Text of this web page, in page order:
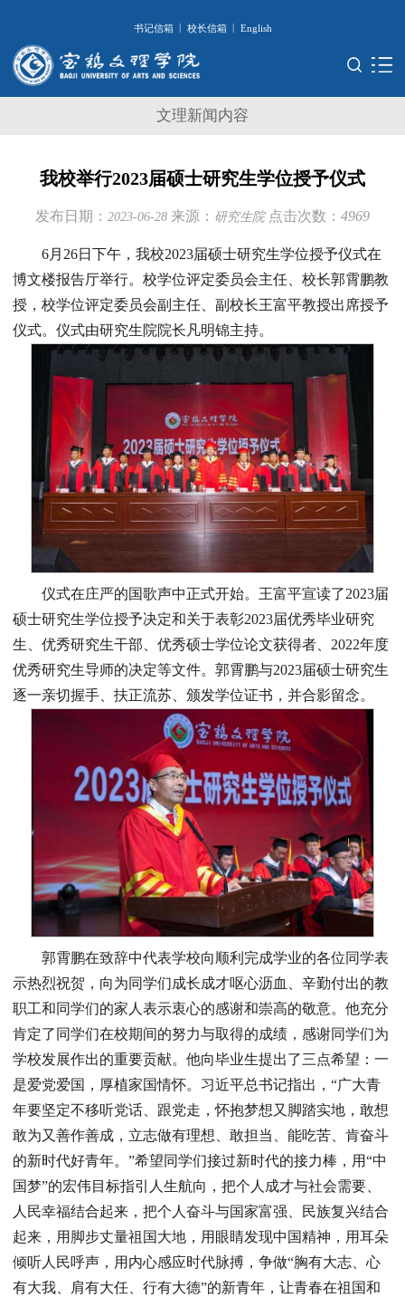
书记信箱 | 校长信箱 | English
文理新闻内容
我校举行2023届硕士研究生学位授予仪式
发布日期： 2023-06-28 来源： 研究生院 点击次数： 4969
6月26日下午，我校2023届硕士研究生学位授予仪式在
博文楼报告厅举行。校学位评定委员会主任、校长郭霄鹏教
授，校学位评定委员会副主任、副校长王富平教授出席授予
仪式。仪式由研究生院院长凡明锦主持。
仪式在庄严的国歌声中正式开始。王富平宣读了2023届
硕士研究生学位授予决定和关于表彰2023届优秀毕业研究
生、优秀研究生干部、优秀硕士学位论文获得者、2022年度
优秀研究生导师的决定等文件。郭霄鹏与2023届硕士研究生
逐一亲切握手、扶正流苏、颁发学位证书，并合影留念。
郭霄鹏在致辞中代表学校向顺利完成学业的各位同学表
示热烈祝贺，向为同学们成长成才呕心沥血、辛勤付出的教
职工和同学们的家人表示衷心的感谢和崇高的敬意。他充分
肯定了同学们在校期间的努力与取得的成绩，感谢同学们为
学校发展作出的重要贡献。他向毕业生提出了三点希望：一
是爱党爱国，厚植家国情怀。习近平总书记指出，“广大青
年要坚定不移听党话、跟党走，怀抱梦想又脚踏实地，敢想
敢为又善作善成，立志做有理想、敢担当、能吃苦、肯奋斗
的新时代好青年。”希望同学们接过新时代的接力棒，用“中
国梦”的宏伟目标指引人生航向，把个人成才与社会需要、
人民幸福结合起来，把个人奋斗与国家富强、民族复兴结合
起来，用脚步丈量祖国大地，用眼睛发现中国精神，用耳朵
倾听人民呼声，用内心感应时代脉搏，争做“胸有大志、心
有大我、肩有大任、行有大德”的新青年，让青春在祖国和